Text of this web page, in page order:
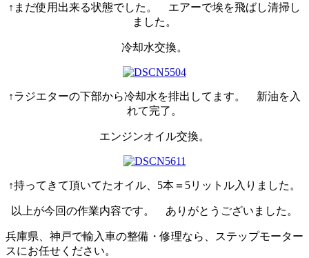
↑まだ使用出来る状態でした。 エアーで埃を飛ばし清掃し
ました。
冷却水交換。
↑ラジエターの下部から冷却水を排出してます。 新油を入
れて完了。
エンジンオイル交換。
↑持ってきて頂いてたオイル、5本＝5リットル入りました。
以上が今回の作業内容です。 ありがとうございました。
兵庫県、神戸で輸入車の整備・修理なら、ステップモーター
スにお任せください。